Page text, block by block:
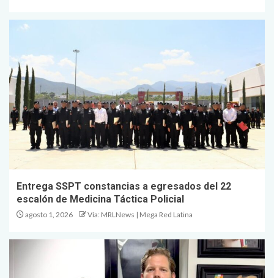
Entrega SSPT constancias a egresados del 22
escalón de Medicina Táctica Policial
agosto 1, 2026 Vía: MRLNews | Mega Red Latina